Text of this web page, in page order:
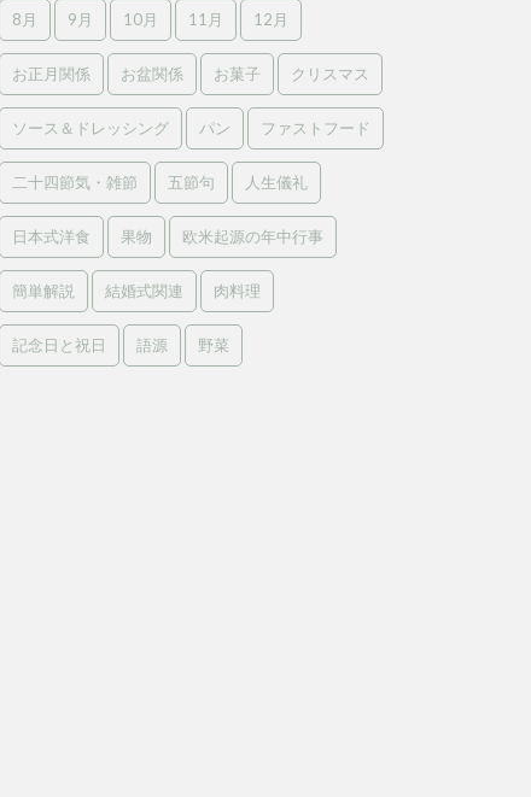
8月 9月 10月 11月 12月
お正月関係 お盆関係 お菓子 クリスマス
ソース＆ドレッシング パン ファストフード
二十四節気・雑節 五節句 人生儀礼
日本式洋食 果物 欧米起源の年中行事
簡単解説 結婚式関連 肉料理
記念日と祝日 語源 野菜